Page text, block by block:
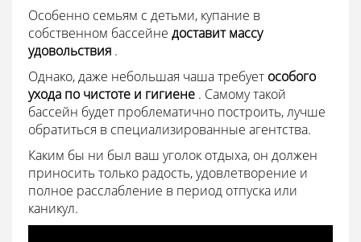
Особенно семьям с детьми, купание в
собственном бассейне доставит массу
удовольствия .
Однако, даже небольшая чаша требует особого
ухода по чистоте и гигиене . Самому такой
бассейн будет проблематично построить, лучше
обратиться в специализированные агентства.
Каким бы ни был ваш уголок отдыха, он должен
приносить только радость, удовлетворение и
полное расслабление в период отпуска или
каникул.